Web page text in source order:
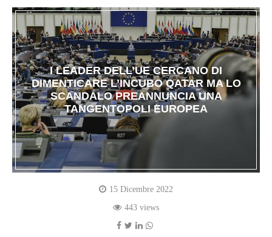
I LEADER DELL’UE CERCANO DI
DIMENTICARE L’INCUBO QATAR MA LO
SCANDALO PREANNUNCIA UNA
TANGENTOPOLI EUROPEA
15 Dicembre 2022
443 views